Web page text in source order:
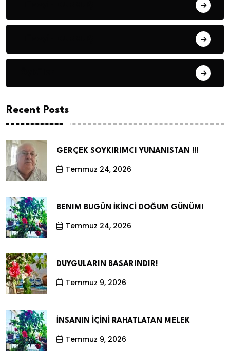
Recent Posts
GERÇEK SOYKIRIMCI YUNANISTAN !!!
Temmuz 24, 2026
BENIM BUGÜN İKİNCİ DOĞUM GÜNÜM!
Temmuz 24, 2026
DUYGULARIN BASARINDIR!
Temmuz 9, 2026
İNSANIN İÇİNİ RAHATLATAN MELEK
Temmuz 9, 2026